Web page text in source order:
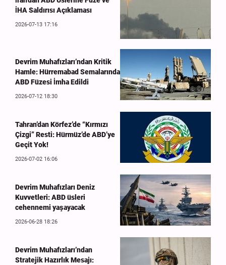
İHA Saldırısı Açıklaması
2026-07-13 17:16
Devrim Muhafızları’ndan Kritik
Hamle: Hürremabad Semalarında
ABD Füzesi İmha Edildi
2026-07-12 18:30
Tahran’dan Körfez’de “Kırmızı
Çizgi” Resti: Hürmüz’de ABD’ye
Geçit Yok!
2026-07-02 16:06
Devrim Muhafızları Deniz
Kuvvetleri: ABD üsleri
cehennemi yaşayacak
2026-06-28 18:26
Devrim Muhafızları’ndan
Stratejik Hazırlık Mesajı: